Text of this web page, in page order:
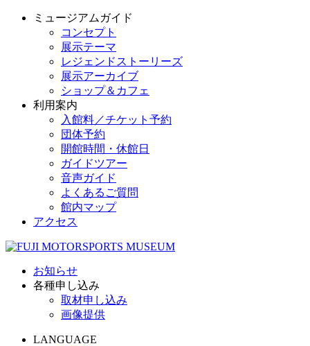
ミュージアムガイド
コンセプト
展示テーマ
レジェンドストーリーズ
展示アーカイブ
ショップ＆カフェ
利用案内
入館料／チケット予約
団体予約
開館時間・休館日
ガイドツアー
音声ガイド
よくあるご質問
館内マップ
アクセス
お知らせ
各種申し込み
取材申し込み
画像提供
LANGUAGE